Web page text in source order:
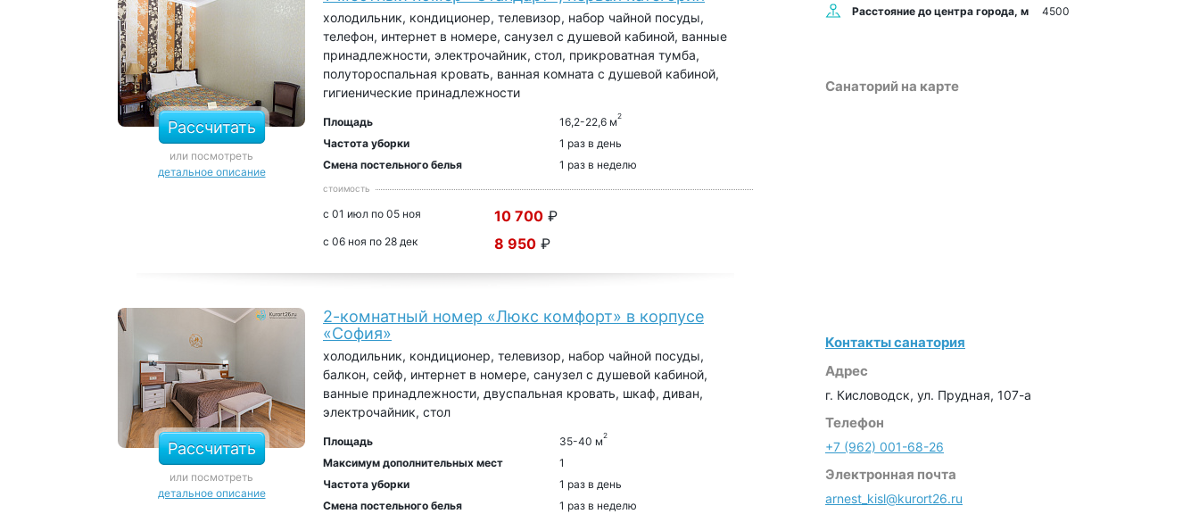
Рассчитать
или посмотреть
детальное описание
холодильник, кондиционер, телевизор, набор чайной посуды,
телефон, интернет в номере, санузел с душевой кабиной, ванные
принадлежности, электрочайник, стол, прикроватная тумба,
полутороспальная кровать, ванная комната с душевой кабиной,
гигиенические принадлежности
Площадь 16,2-22,6 м2
Частота уборки
1 раз в день
Смена постельного белья
1 раз в неделю
стоимость
с 01 июл по 05 ноя 10 700 ₽
с 06 ноя по 28 дек 8 950 ₽
Рассчитать
или посмотреть
детальное описание
2-комнатный номер «Люкс комфорт» в корпусе
«София»
холодильник, кондиционер, телевизор, набор чайной посуды,
балкон, сейф, интернет в номере, санузел с душевой кабиной,
ванные принадлежности, двуспальная кровать, шкаф, диван,
электрочайник, стол
Площадь 35-40 м2
Максимум дополнительных мест
1
Частота уборки
1 раз в день
Смена постельного белья
1 раз в неделю
Расстояние до центра города, м 4500
Санаторий на карте
Контакты санатория
Адрес
г. Кисловодск, ул. Прудная, 107-а
Телефон
+7 (962) 001-68-26
Электронная почта
arnest_kisl@kurort26.ru